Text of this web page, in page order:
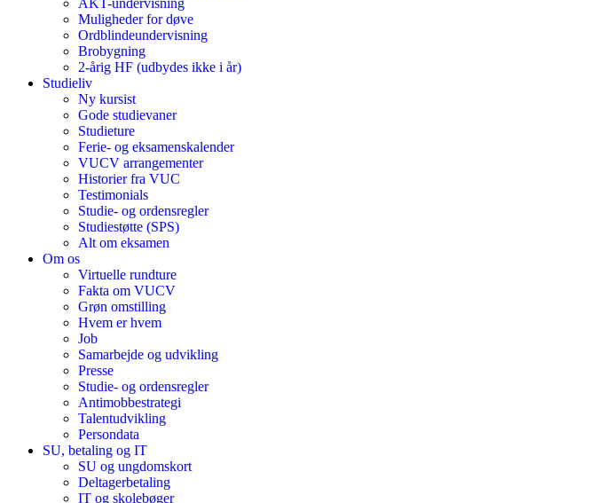
AKT-undervisning
Muligheder for døve
Ordblindeundervisning
Brobygning
2-årig HF (udbydes ikke i år)
Studieliv
Ny kursist
Gode studievaner
Studieture
Ferie- og eksamenskalender
VUCV arrangementer
Historier fra VUC
Testimonials
Studie- og ordensregler
Studiestøtte (SPS)
Alt om eksamen
Om os
Virtuelle rundture
Fakta om VUCV
Grøn omstilling
Hvem er hvem
Job
Samarbejde og udvikling
Presse
Studie- og ordensregler
Antimobbestrategi
Talentudvikling
Persondata
SU, betaling og IT
SU og ungdomskort
Deltagerbetaling
IT og skolebøger